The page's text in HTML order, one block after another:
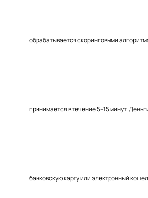
обрабатывается скоринговыми
принимается в течение 5–15 минут.
банковскую карту или электронный